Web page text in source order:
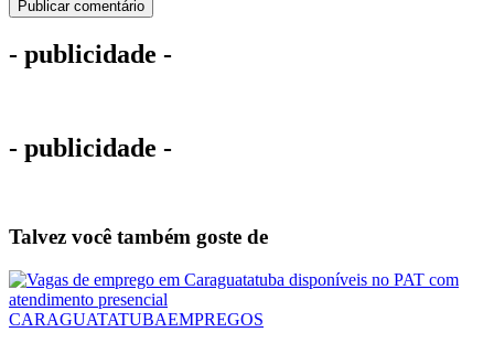
- publicidade -
- publicidade -
Talvez você também goste de
CARAGUATATUBAEMPREGOS